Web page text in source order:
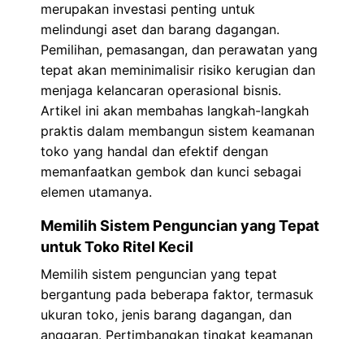
merupakan investasi penting untuk
melindungi aset dan barang dagangan.
Pemilihan, pemasangan, dan perawatan yang
tepat akan meminimalisir risiko kerugian dan
menjaga kelancaran operasional bisnis.
Artikel ini akan membahas langkah-langkah
praktis dalam membangun sistem keamanan
toko yang handal dan efektif dengan
memanfaatkan gembok dan kunci sebagai
elemen utamanya.
Memilih Sistem Penguncian yang Tepat
untuk Toko Ritel Kecil
Memilih sistem penguncian yang tepat
bergantung pada beberapa faktor, termasuk
ukuran toko, jenis barang dagangan, dan
anggaran. Pertimbangkan tingkat keamanan